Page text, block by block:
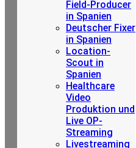
Field-Producer
in Spanien
Deutscher Fixer
in Spanien
Location-
Scout in
Spanien
Healthcare
Video
Produktion und
Live OP-
Streaming
Livestreaming